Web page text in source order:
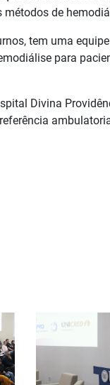
de
tem uma
para
Divina